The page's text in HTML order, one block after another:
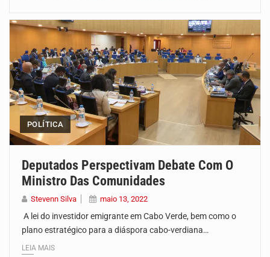
POLÍTICA
Deputados Perspectivam Debate Com O
Ministro Das Comunidades
Stevenn Silva maio 13, 2022
A lei do investidor emigrante em Cabo Verde, bem como o
plano estratégico para a diáspora cabo-verdiana…
LEIA MAIS